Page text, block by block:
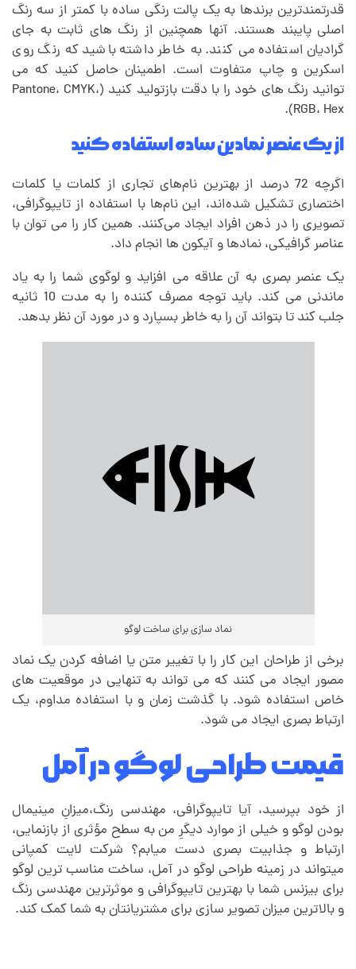
قدرتمندترین برندها به یک پالت رنگی ساده با کمتر از سه رنگ
اصلی پایبند هستند. آنها همچنین از رنگ های ثابت به جای
گرادیان استفاده می کنند. به خاطر داشته باشید که رنگ روی
اسکرین و چاپ متفاوت است. اطمینان حاصل کنید که می
توانید رنگ های خود را با دقت بازتولید کنید (Pantone، CMYK،
RGB، Hex).
از یک عنصر نمادین ساده استفاده کنید
اگرچه 72 درصد از بهترین نام‌های تجاری از کلمات یا کلمات
اختصاری تشکیل شده‌اند، این نام‌ها با استفاده از تایپوگرافی،
تصویری را در ذهن افراد ایجاد می‌کنند. همین کار را می توان با
عناصر گرافیکی، نمادها و آیکون ها انجام داد.
یک عنصر بصری به آن علاقه می افزاید و لوگوی شما را به یاد
ماندنی می کند. باید توجه مصرف کننده را به مدت 10 ثانیه
جلب کند تا بتواند آن را به خاطر بسپارد و در مورد آن نظر بدهد.
نماد سازی برای ساخت لوگو
برخی از طراحان این کار را با تغییر متن یا اضافه کردن یک نماد
مصور ایجاد می کنند که می تواند به تنهایی در موقعیت های
خاص استفاده شود. با گذشت زمان و با استفاده مداوم، یک
ارتباط بصری ایجاد می شود.
قیمت طراحی لوگو در آمل
از خود بپرسید، آیا تایپوگرافی، مهندسی رنگ،میزانِ مینیمال
بودن لوگو و خیلی از موارد دیگرِ من به سطح مؤثری از بازنمایی،
ارتباط و جذابیت بصری دست میابم؟ شرکت لایت کمپانی
میتواند در زمینه طراحی لوگو در آمل، ساخت مناسب ترین لوگو
برای بیزنس شما با بهترین تایپوگرافی و موثرترین مهندسی رنگ
و بالاترین میزان تصویر سازی برای مشتریانتان به شما کمک کند.